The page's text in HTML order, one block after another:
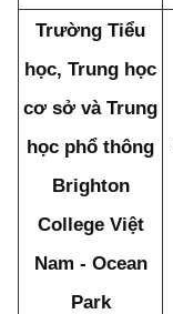
Trường Tiểu
học, Trung học
cơ sở và Trung
học phổ thông
Brighton
College Việt
Nam - Ocean
Park